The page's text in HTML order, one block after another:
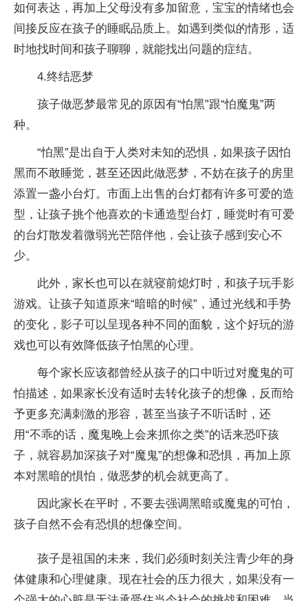
如何表达，再加上父母没有多加留意，宝宝的情绪也会
间接反应在孩子的睡眠品质上。如遇到类似的情形，适
时地找时间和孩子聊聊，就能找出问题的症结。
4.终结恶梦
孩子做恶梦最常见的原因有“怕黑”跟“怕魔鬼”两
种。
“怕黑”是出自于人类对未知的恐惧，如果孩子因怕
黑而不敢睡觉，甚至还因此做恶梦，不妨在孩子的房里
添置一盏小台灯。市面上出售的台灯都有许多可爱的造
型，让孩子挑个他喜欢的卡通造型台灯，睡觉时有可爱
的台灯散发着微弱光芒陪伴他，会让孩子感到安心不
少。
此外，家长也可以在就寝前熄灯时，和孩子玩手影
游戏。让孩子知道原来“暗暗的时候”，通过光线和手势
的变化，影子可以呈现各种不同的面貌，这个好玩的游
戏也可以有效降低孩子怕黑的心理。
每个家长应该都曾经从孩子的口中听过对魔鬼的可
怕描述，如果家长没有适时去转化孩子的想像，反而给
予更多充满刺激的形容，甚至当孩子不听话时，还
用“不乖的话，魔鬼晚上会来抓你之类”的话来恐吓孩
子，就容易加深孩子对“魔鬼”的想像和恐惧，再加上原
本对黑暗的惧怕，做恶梦的机会就更高了。
因此家长在平时，不要去强调黑暗或魔鬼的可怕，
孩子自然不会有恐惧的想像空间。
孩子是祖国的未来，我们必须时刻关注青少年的身
体健康和心理健康。现在社会的压力很大，如果没有一